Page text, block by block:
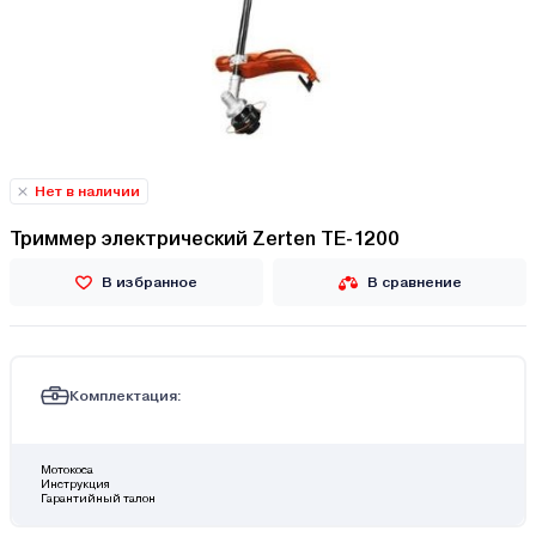
Нет в наличии
Триммер электрический Zerten TE-1200
В избранное В сравнение
Комплектация:
Мотокоса
Инструкция
Гарантийный талон